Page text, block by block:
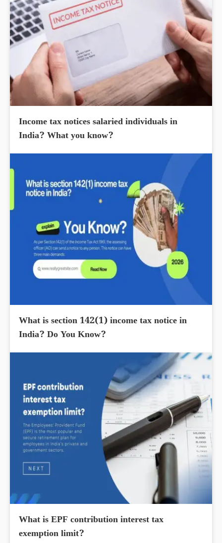
Income tax notices salaried individuals in
India? What you know?
What is section 142(1) income tax notice in
India? Do You Know?
What is EPF contribution interest tax
exemption limit?